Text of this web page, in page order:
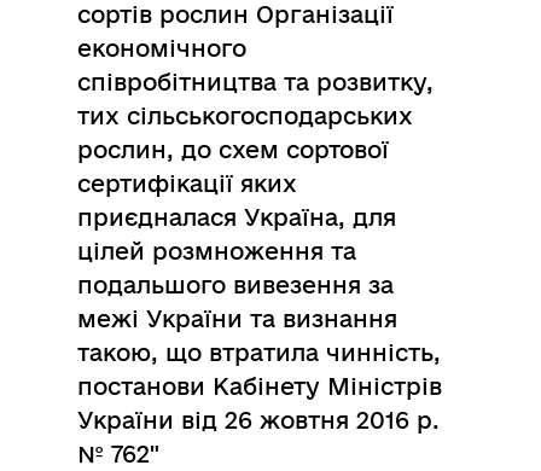
сортів рослин Організації
економічного
співробітництва та розвитку,
тих сільськогосподарських
рослин, до схем сортової
сертифікації яких
приєдналася Україна, для
цілей розмноження та
подальшого вивезення за
межі України та визнання
такою, що втратила чинність,
постанови Кабінету Міністрів
України від 26 жовтня 2016 р.
№ 762"